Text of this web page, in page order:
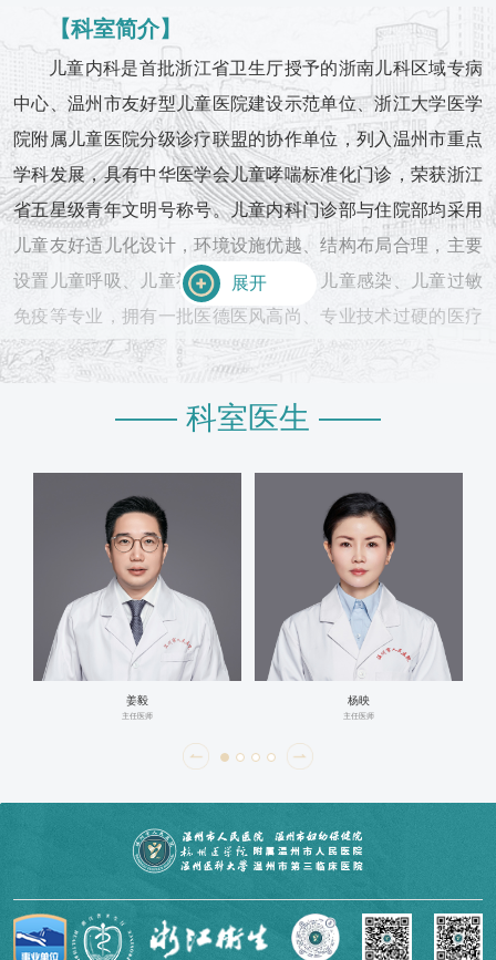
专病中心、温州市友好型儿童医院建设示范单位、
浙江大学医学院附属儿童医院分级诊疗联盟的协作
单位，列入温州市重点学科发展，具有中华医学会
儿童哮喘标准化门诊，荣获浙江省五星级青年文明
号称号。
诊疗范围
目前开展儿童肺功能检测、呼出气一氧化氮测定、
尘螨皮肤点刺试验、过敏原筛查、儿童肺超声、川
崎病冠脉超声Z值测定、儿童影像气道重建、视频
脑电图、儿童睡眠呼吸监测、罕见病基因检测、遗
传代谢病筛查、超声介入淋巴结穿刺活检、病原微
生物宏基因组检测、C13呼气试验、儿童无痛胃肠
镜、儿童纤维支气管镜等特殊检查，能对儿童内科
常见疾病、疑难罕见病进行规范诊断与治疗。
【科室简介】
儿童内科是首批浙江省卫生厅授予的浙南儿科区域专病
中心、温州市友好型儿童医院建设示范单位、浙江大学医学
院附属儿童医院分级诊疗联盟的协作单位，列入温州市重点
学科发展，具有中华医学会儿童哮喘标准化门诊，荣获浙江
省五星级青年文明号称号。儿童内科门诊部与住院部均采用
儿童友好适儿化设计，环境设施优越、结构布局合理，主要
设置儿童呼吸、儿童神经、儿童消化、儿童感染、儿童过敏
免疫等专业，拥有一批医德医风高尚、专业技术过硬的医疗
服务团队，包括儿童呼吸神经团队、儿童感染消化团队、儿
童优质护理团队等。
目前开展儿童肺功能检测、呼出气一氧化氮测定、尘螨
皮肤点刺试验、过敏原筛查、儿童肺超声、川崎病冠脉超声
Z值测定、儿童影像气道重建、视频脑电图、儿童睡眠呼吸
监测、罕见病基因检测、遗传代谢病筛查、超声介入淋巴结
穿刺活检、病原微生物宏基因组检测、C13呼气试验、儿童
无痛胃肠镜、儿童纤维支气管镜等特殊检查，能对儿童内科
常见疾病、疑难罕见病进行规范诊断与治疗，门诊实施儿童
哮喘、癫痫、川崎病的随访管理、尘螨特异性免疫治疗、抽
治疗、高频振动排痰等特色项目与技术，并推出儿童咳喘、
查导航指引等便民措施，为温州地区广大患病儿童提供高效
展开
—— 科室医生 ——
姜毅
主任医师
杨映
主任医师